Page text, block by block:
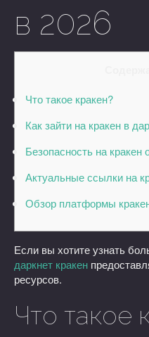
в 2026
Что такое кракен?
Как зайти на кракен в
Безопасность на кракен
Актуальные ссылки на
Обзор платформы
Если вы хотите узнать
даркнет кракен
ресурсов.
Что такое